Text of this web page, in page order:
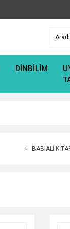
DİNBİLİM
BABIALİ